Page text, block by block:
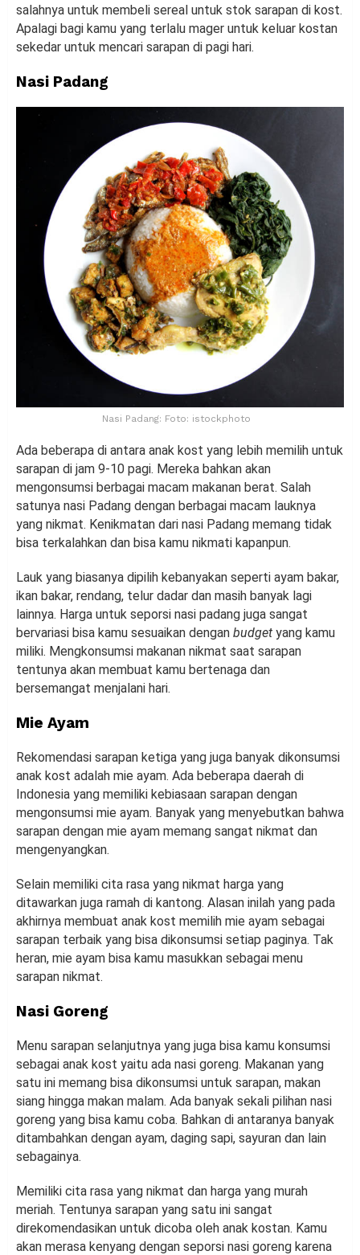
salahnya untuk membeli sereal untuk stok sarapan di kost.
Apalagi bagi kamu yang terlalu mager untuk keluar kostan
sekedar untuk mencari sarapan di pagi hari.
Nasi Padang
Nasi Padang: Foto: istockphoto
Ada beberapa di antara anak kost yang lebih memilih untuk
sarapan di jam 9-10 pagi. Mereka bahkan akan
mengonsumsi berbagai macam makanan berat. Salah
satunya nasi Padang dengan berbagai macam lauknya
yang nikmat. Kenikmatan dari nasi Padang memang tidak
bisa terkalahkan dan bisa kamu nikmati kapanpun.
Lauk yang biasanya dipilih kebanyakan seperti ayam bakar,
ikan bakar, rendang, telur dadar dan masih banyak lagi
lainnya. Harga untuk seporsi nasi padang juga sangat
bervariasi bisa kamu sesuaikan dengan budget yang kamu
miliki. Mengkonsumsi makanan nikmat saat sarapan
tentunya akan membuat kamu bertenaga dan
bersemangat menjalani hari.
Mie Ayam
Rekomendasi sarapan ketiga yang juga banyak dikonsumsi
anak kost adalah mie ayam. Ada beberapa daerah di
Indonesia yang memiliki kebiasaan sarapan dengan
mengonsumsi mie ayam. Banyak yang menyebutkan bahwa
sarapan dengan mie ayam memang sangat nikmat dan
mengenyangkan.
Selain memiliki cita rasa yang nikmat harga yang
ditawarkan juga ramah di kantong. Alasan inilah yang pada
akhirnya membuat anak kost memilih mie ayam sebagai
sarapan terbaik yang bisa dikonsumsi setiap paginya. Tak
heran, mie ayam bisa kamu masukkan sebagai menu
sarapan nikmat.
Nasi Goreng
Menu sarapan selanjutnya yang juga bisa kamu konsumsi
sebagai anak kost yaitu ada nasi goreng. Makanan yang
satu ini memang bisa dikonsumsi untuk sarapan, makan
siang hingga makan malam. Ada banyak sekali pilihan nasi
goreng yang bisa kamu coba. Bahkan di antaranya banyak
ditambahkan dengan ayam, daging sapi, sayuran dan lain
sebagainya.
Memiliki cita rasa yang nikmat dan harga yang murah
meriah. Tentunya sarapan yang satu ini sangat
direkomendasikan untuk dicoba oleh anak kostan. Kamu
akan merasa kenyang dengan seporsi nasi goreng karena